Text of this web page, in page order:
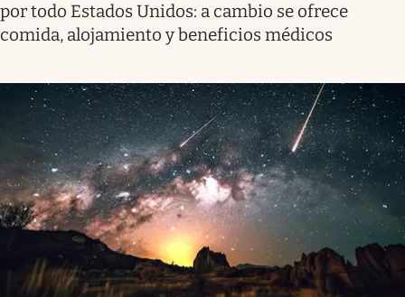
por todo Estados Unidos: a cambio se ofrece
comida, alojamiento y beneficios médicos